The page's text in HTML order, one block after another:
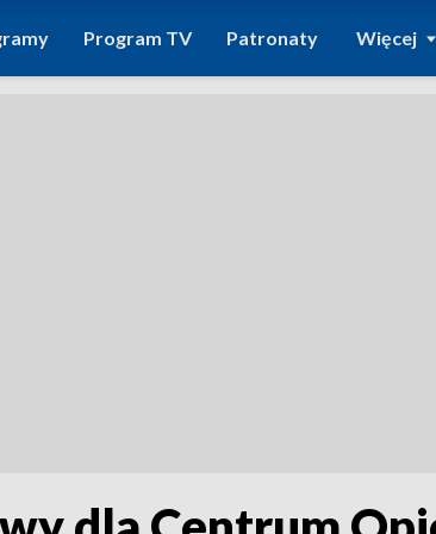
Program TV Patronaty Więcej